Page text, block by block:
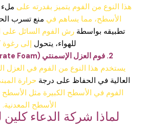
هذا النوع من الفوم يتميز بقدرته على ملء
الأسطح، مما يساهم في منع تسرب
تطبيقه بواسطة رش الفوم السائل على
للهواء، يتحول إلى رغوة
2. فوم العزل الإسمنتي (Polyisocyanurate Foam):
يستخدم هذا النوع من الفوم في العزل
العالية في الحفاظ على درجة حرارة
الفوم في الأسطح الكبيرة مثل
الأسطح المعدنية.
لماذا شركة الدعاء